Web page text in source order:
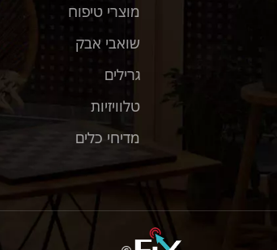
מוצרי טיפוח
שואבי אבק
גרילים
טלוויזיות
מדיחי כלים